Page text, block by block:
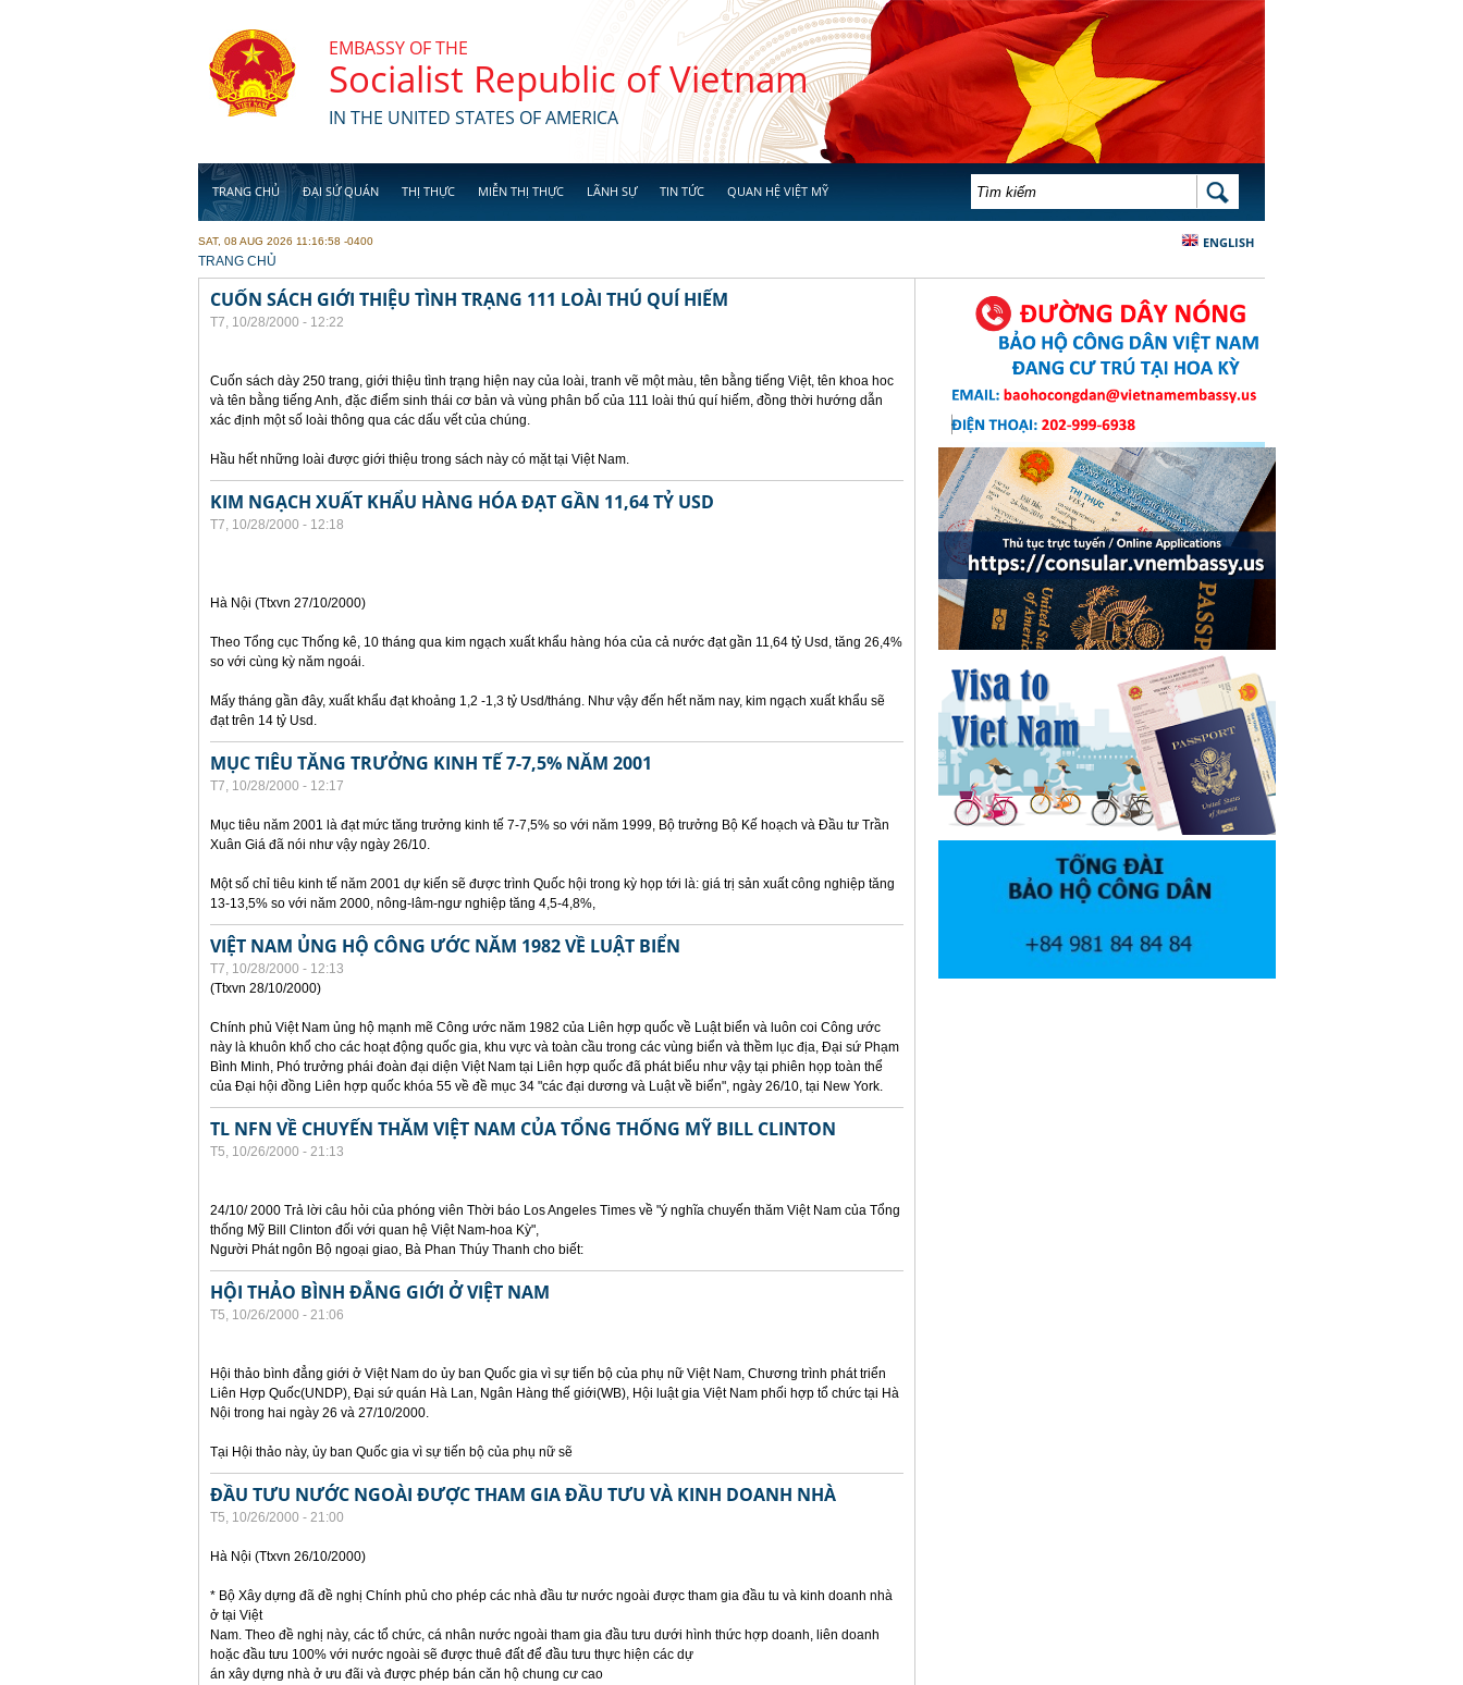
EMBASSY OF THE
Socialist Republic of Vietnam
IN THE UNITED STATES OF AMERICA
TRANG CHỦ ĐẠI SỨ QUÁN THỊ THỰC MIỄN THỊ THỰC LÃNH SỰ TIN TỨC QUAN HỆ VIỆT MỸ BIỂU MẪU TÌM KIẾM TÌM KIẾM
ENGLISH
SAT, 08 AUG 2026 11:16:58 -0400
YOU ARE HERE
TRANG CHỦ
CUỐN SÁCH GIỚI THIỆU TÌNH TRẠNG 111 LOÀI THÚ QUÍ HIẾM
T7, 10/28/2000 - 12:22
Cuốn sách dày 250 trang, giới thiệu tình trạng hiện nay của loài, tranh vẽ một màu, tên bằng tiếng Việt, tên khoa hoc
và tên bằng tiếng Anh, đặc điểm sinh thái cơ bản và vùng phân bố của 111 loài thú quí hiếm, đồng thời hướng dẫn
xác định một số loài thông qua các dấu vết của chúng.
Hầu hết những loài được giới thiệu trong sách này có mặt tại Việt Nam.
KIM NGẠCH XUẤT KHẨU HÀNG HÓA ĐẠT GẦN 11,64 TỶ USD
T7, 10/28/2000 - 12:18
Hà Nội (Ttxvn 27/10/2000)
Theo Tổng cục Thống kê, 10 tháng qua kim ngạch xuất khẩu hàng hóa của cả nước đạt gần 11,64 tỷ Usd, tăng 26,4%
so với cùng kỳ năm ngoái.
Mấy tháng gần đây, xuất khẩu đạt khoảng 1,2 -1,3 tỷ Usd/tháng. Như vậy đến hết năm nay, kim ngạch xuất khẩu sẽ
đạt trên 14 tỷ Usd.
MỤC TIÊU TĂNG TRƯỞNG KINH TẾ 7-7,5% NĂM 2001
T7, 10/28/2000 - 12:17
Mục tiêu năm 2001 là đạt mức tăng trưởng kinh tế 7-7,5% so với năm 1999, Bộ trưởng Bộ Kế hoạch và Đầu tư Trần
Xuân Giá đã nói như vậy ngày 26/10.
Một số chỉ tiêu kinh tế năm 2001 dự kiến sẽ được trình Quốc hội trong kỳ họp tới là: giá trị sản xuất công nghiệp tăng
13-13,5% so với năm 2000, nông-lâm-ngư nghiệp tăng 4,5-4,8%,
VIỆT NAM ỦNG HỘ CÔNG ƯỚC NĂM 1982 VỀ LUẬT BIỂN
T7, 10/28/2000 - 12:13
(Ttxvn 28/10/2000)
Chính phủ Việt Nam ủng hộ mạnh mẽ Công ước năm 1982 của Liên hợp quốc về Luật biển và luôn coi Công ước
này là khuôn khổ cho các hoạt động quốc gia, khu vực và toàn cầu trong các vùng biển và thềm lục địa, Đại sứ Phạm
Bình Minh, Phó trưởng phái đoàn đại diện Việt Nam tại Liên hợp quốc đã phát biểu như vậy tại phiên họp toàn thể
của Đại hội đồng Liên hợp quốc khóa 55 về đề mục 34 "các đại dương và Luật về biển", ngày 26/10, tại New York.
TL NFN VỀ CHUYẾN THĂM VIỆT NAM CỦA TỔNG THỐNG MỸ BILL CLINTON
T5, 10/26/2000 - 21:13
24/10/ 2000 Trả lời câu hỏi của phóng viên Thời báo Los Angeles Times về "ý nghĩa chuyến thăm Việt Nam của Tổng
thống Mỹ Bill Clinton đối với quan hệ Việt Nam-hoa Kỳ",
Người Phát ngôn Bộ ngoại giao, Bà Phan Thúy Thanh cho biết:
HỘI THẢO BÌNH ĐẲNG GIỚI Ở VIỆT NAM
T5, 10/26/2000 - 21:06
Hội thảo bình đẳng giới ở Việt Nam do ủy ban Quốc gia vì sự tiến bộ của phụ nữ Việt Nam, Chương trình phát triển
Liên Hợp Quốc(UNDP), Đại sứ quán Hà Lan, Ngân Hàng thế giới(WB), Hội luật gia Việt Nam phối hợp tổ chức tại Hà
Nội trong hai ngày 26 và 27/10/2000.
Tại Hội thảo này, ủy ban Quốc gia vì sự tiến bộ của phụ nữ sẽ
ĐẦU TƯU NƯỚC NGOÀI ĐƯỢC THAM GIA ĐẦU TƯU VÀ KINH DOANH NHÀ
T5, 10/26/2000 - 21:00
Hà Nội (Ttxvn 26/10/2000)
* Bộ Xây dựng đã đề nghị Chính phủ cho phép các nhà đầu tư nước ngoài được tham gia đầu tu và kinh doanh nhà
ở tại Việt
Nam. Theo đề nghị này, các tổ chức, cá nhân nước ngoài tham gia đầu tưu dưới hình thức hợp doanh, liên doanh
hoặc đầu tưu 100% với nước ngoài sẽ được thuê đất để đầu tưu thực hiện các dự
án xây dựng nhà ở ưu đãi và được phép bán căn hộ chung cư cao